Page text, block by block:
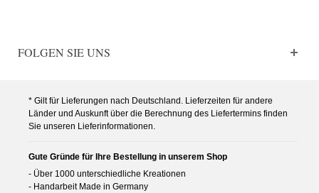
FOLGEN SIE UNS
* Gilt für Lieferungen nach Deutschland. Lieferzeiten für andere
Länder und Auskunft über die Berechnung des Liefertermins finden
Sie unseren Lieferinformationen.
Gute Gründe für Ihre Bestellung in unserem Shop
- Über 1000 unterschiedliche Kreationen
- Handarbeit Made in Germany